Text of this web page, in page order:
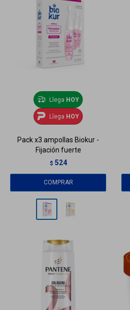
Llega HOY
Llega HOY
Pack x3 ampollas Biokur -
Fijación fuerte
$ 524